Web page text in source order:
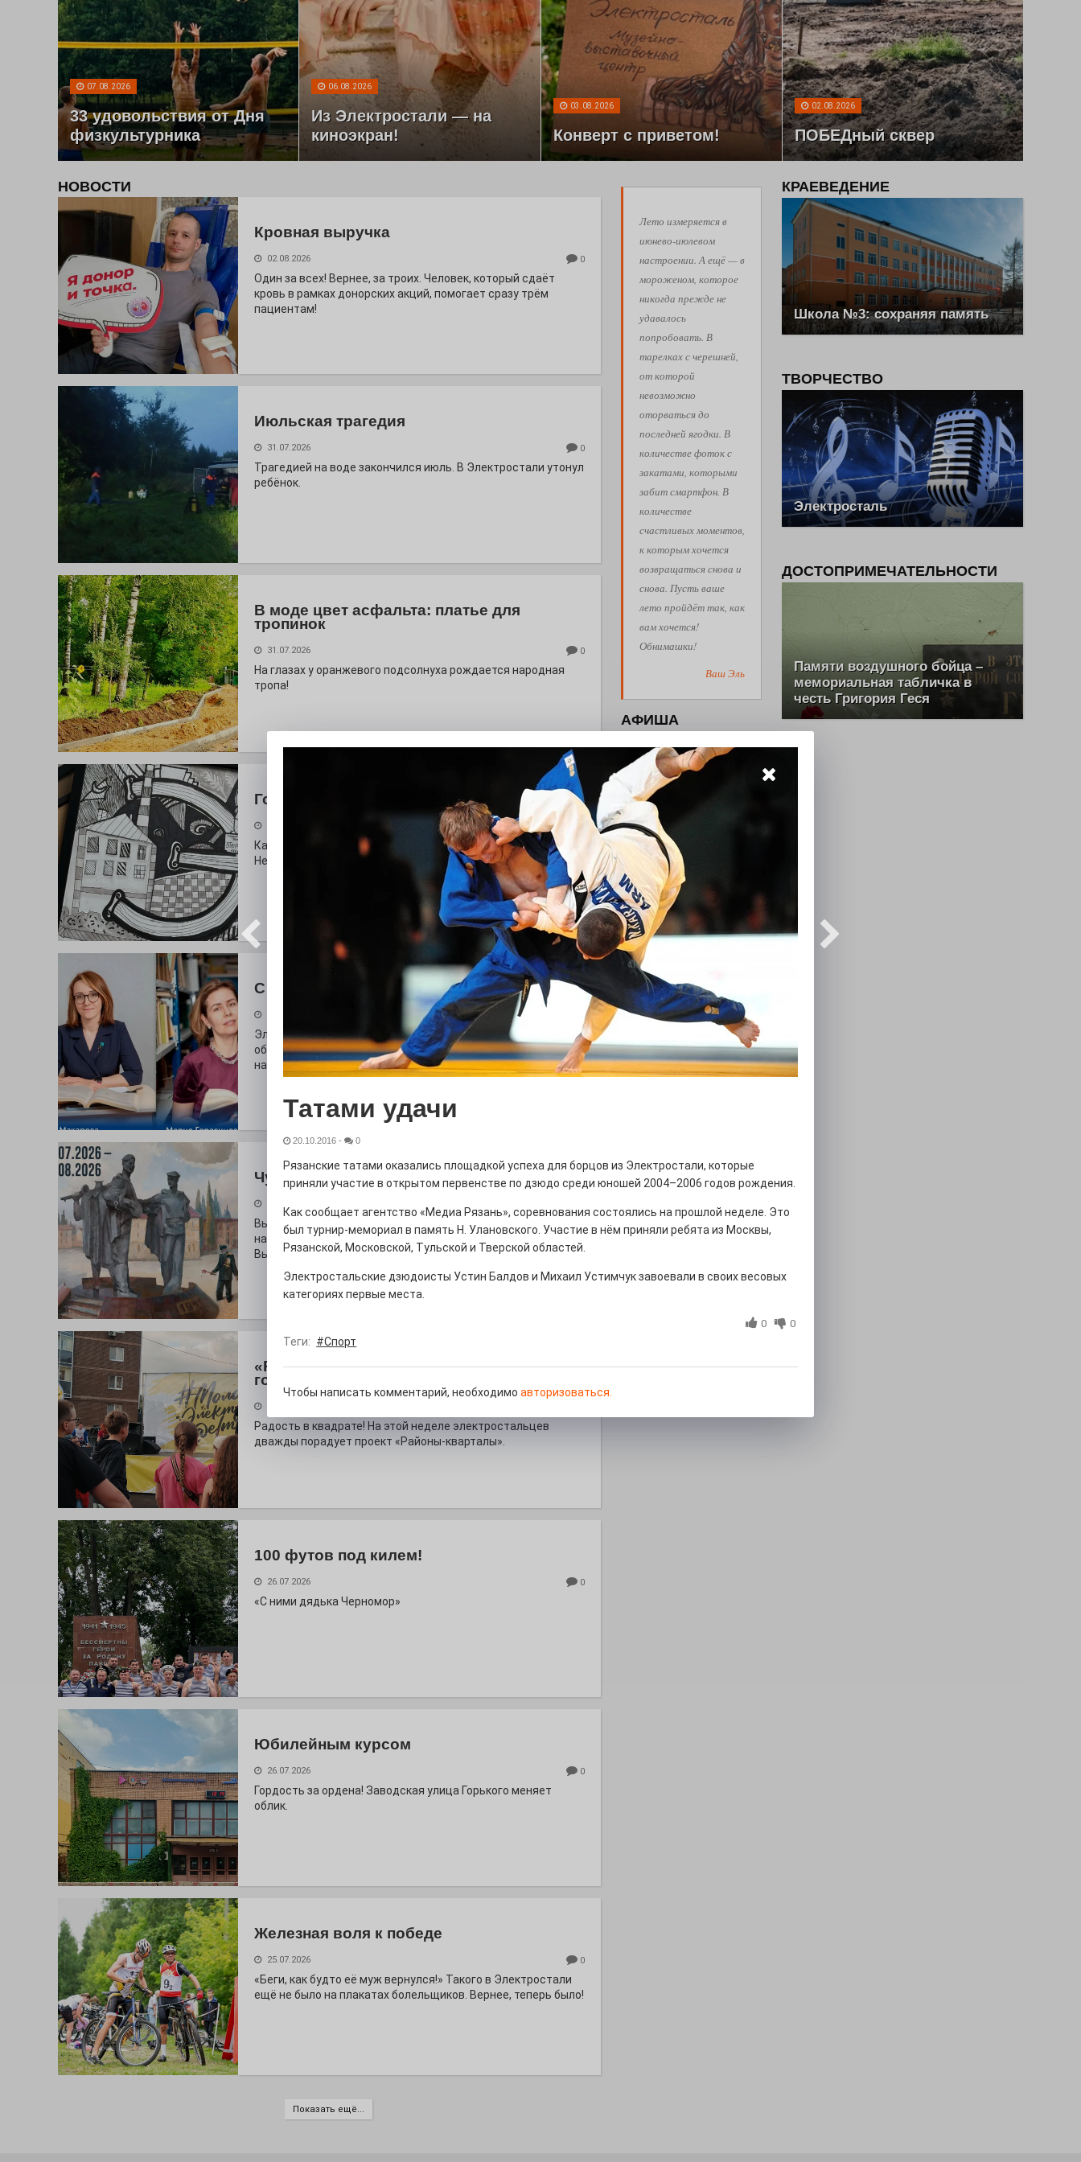
07.08.2026
33 удовольствия от Дня
физкультурника
06.08.2026
Из Электростали — на
киноэкран!
03.08.2026
Конверт с приветом!
02.08.2026
ПОБЕДный сквер
Лето измеряется в
июнево-июлевом
настроении. А ещё — в
мороженом, которое
никогда прежде не
удавалось
попробовать. В
тарелках с черешней,
от которой
невозможно
оторваться до
последней ягодки. В
количестве фоток с
закатами, которыми
забит смартфон. В
количестве
счастливых моментов,
к которым хочется
возвращаться снова и
снова. Пусть ваше
лето пройдёт так, как
вам хочется!
Обнимашки!
Ваш Эль
АФИША
поделиться
НОВОСТИ
Кровная выручка
02.08.2026 0
Один за всех! Вернее, за троих. Человек, который сдаёт
кровь в рамках донорских акций, помогает сразу трём
пациентам!
Июльская трагедия
31.07.2026 0
Трагедией на воде закончился июль. В Электростали утонул
ребёнок.
В моде цвет асфальта: платье для
тропинок
31.07.2026 0
На глазах у оранжевого подсолнуха рождается народная
тропа!
Городские сплетения
Как выглядит буква Э в разрезе истории города?
Неожиданный вопрос, правда?
С любовью к истории, литературе и детям
Электросталь давно зарекомендовала себя флагманом
образования. В очередной раз этот статус подтвердили
наши педагоги.
Чувство Родины — одно на всех
Выставка «Палитра героизма» — новый масштабный проект,
на который электростальцев приглашает к себе
Выставочный зал им. Олега Коняшина.
«Районы-кварталы» путешествуют по
городу
Радость в квадрате! На этой неделе электростальцев
дважды порадует проект «Районы-кварталы».
100 футов под килем!
26.07.2026 0
«С ними дядька Черномор»
Юбилейным курсом
26.07.2026 0
Гордость за ордена! Заводская улица Горького меняет
облик.
Железная воля к победе
25.07.2026 0
«Беги, как будто её муж вернулся!» Такого в Электростали
ещё не было на плакатах болельщиков. Вернее, теперь было!
Показать ещё...
КРАЕВЕДЕНИЕ
Школа №3: сохраняя память
ТВОРЧЕСТВО
Электросталь
ДОСТОПРИМЕЧАТЕЛЬНОСТИ
Памяти воздушного бойца –
мемориальная табличка в
честь Григория Геся
Татами удачи
20.10.2016 - 0
Рязанские татами оказались площадкой успеха для борцов из Электростали, которые
приняли участие в открытом первенстве по дзюдо среди юношей 2004–2006 годов рождения.
Как сообщает агентство «Медиа Рязань», соревнования состоялись на прошлой неделе. Это
был турнир-мемориал в память Н. Улановского. Участие в нём приняли ребята из Москвы,
Рязанской, Московской, Тульской и Тверской областей.
Электростальские дзюдоисты Устин Балдов и Михаил Устимчук завоевали в своих весовых
категориях первые места.
0 0
Теги: #Спорт
Чтобы написать комментарий, необходимо авторизоваться.